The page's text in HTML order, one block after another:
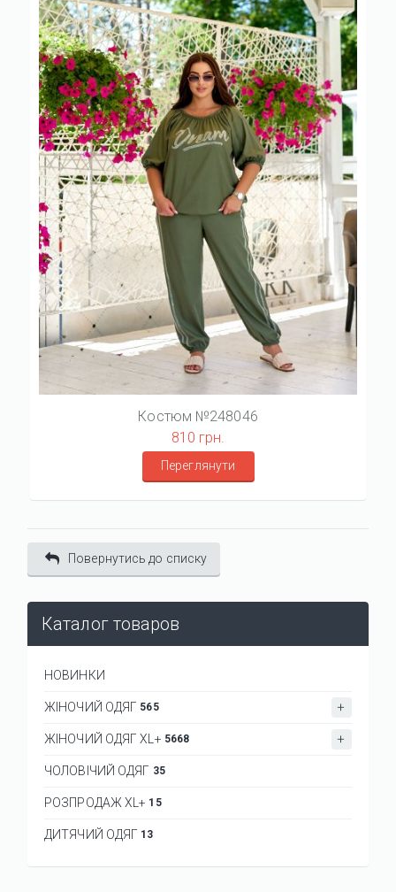
Костюм №248046
810 грн.
Переглянути
Повернутись до списку
Каталог товаров
НОВИНКИ
ЖІНОЧИЙ ОДЯГ 565
ЖІНОЧИЙ ОДЯГ XL+ 5668
ЧОЛОВІЧИЙ ОДЯГ 35
РОЗПРОДАЖ XL+ 15
ДИТЯЧИЙ ОДЯГ 13